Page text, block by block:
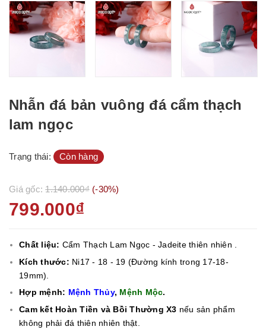
Nhẫn đá bản vuông đá cẩm thạch
lam ngọc
Trạng thái: Còn hàng
Giá gốc:1.140.000₫ (-30%)
799.000₫
Chất liệu: Cẩm Thạch Lam Ngọc - Jadeite thiên nhiên .
Kích thước: Ni17 - 18 - 19 (Đường kính trong 17-18-
19mm).
Hợp mệnh: Mệnh Thủy, Mệnh Mộc.
Cam kết Hoàn Tiền và Bồi Thường X3 nếu sản phẩm
không phải đá thiên nhiên thật.